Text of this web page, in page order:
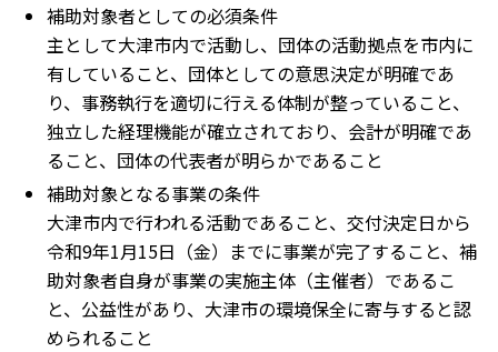
補助対象者としての必須条件
主として大津市内で活動し、団体の活動拠点を市内に
有していること、団体としての意思決定が明確であ
り、事務執行を適切に行える体制が整っていること、
独立した経理機能が確立されており、会計が明確であ
ること、団体の代表者が明らかであること
補助対象となる事業の条件
大津市内で行われる活動であること、交付決定日から
令和9年1月15日（金）までに事業が完了すること、補
助対象者自身が事業の実施主体（主催者）であるこ
と、公益性があり、大津市の環境保全に寄与すると認
められること